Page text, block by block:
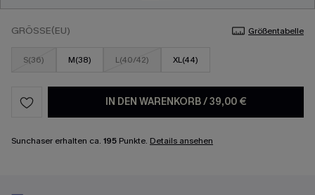
GRÖSSE(EU) Größentabelle
S(36) M(38) L(40/42) XL(44)
IN DEN WARENKORB/39,00 €
Sunchaser erhalten ca. 195 Punkte. Details ansehen